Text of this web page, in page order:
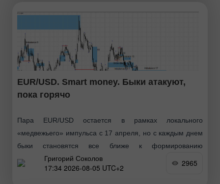
EUR/USD. Smart money. Быки атакуют,
пока горячо
Пара EUR/USD остается в рамках локального
«медвежьего» импульса с 17 апреля, но с каждым днем
быки становятся все ближе к формированию
собственного тренда. Для этого им остается
инвалидировать «медвежий» имбаланс
Григорий Соколов
17:34 2026-08-05 UTC+2
2965